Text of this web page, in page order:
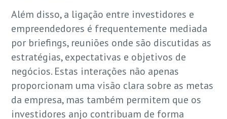
Além disso, a ligação entre investidores e
empreendedores é frequentemente mediada
por briefings, reuniões onde são discutidas as
estratégias, expectativas e objetivos de
negócios. Estas interações não apenas
proporcionam uma visão clara sobre as metas
da empresa, mas também permitem que os
investidores anjo contribuam de forma